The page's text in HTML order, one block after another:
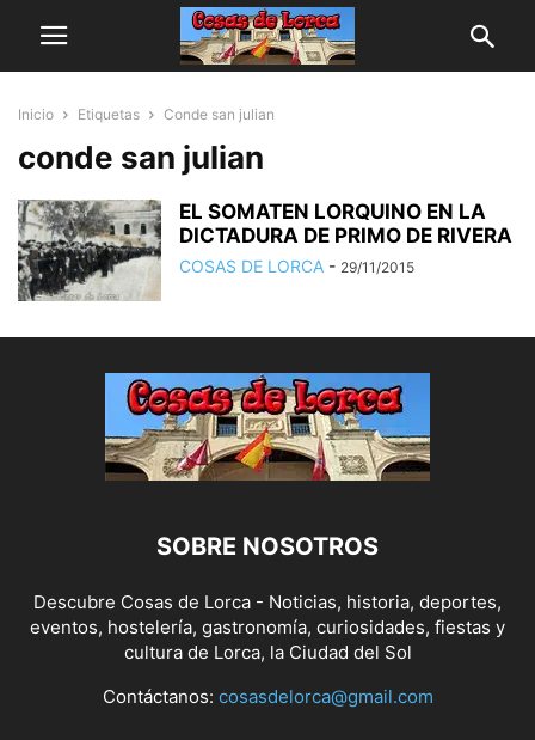
Inicio Etiquetas Conde san julian
conde san julian
EL SOMATEN LORQUINO EN LA
DICTADURA DE PRIMO DE RIVERA
COSAS DE LORCA - 29/11/2015
SOBRE NOSOTROS
Descubre Cosas de Lorca - Noticias, historia, deportes,
eventos, hostelería, gastronomía, curiosidades, fiestas y
cultura de Lorca, la Ciudad del Sol
Contáctanos: cosasdelorca@gmail.com